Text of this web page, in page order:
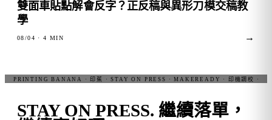
雙面車貼點解會反字？正反稿與異形刀模交稿教
學
08/04 · 4 MIN →
STAY ON PRESS. 繼續落單，